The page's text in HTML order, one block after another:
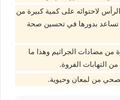
لاحتوائه على كمية كبيرة من
تساعد بدورها في تحسين صحة
من مضادات الجراثيم وهذا ما
التهابات الفروة.
من لمعان وحيوية.